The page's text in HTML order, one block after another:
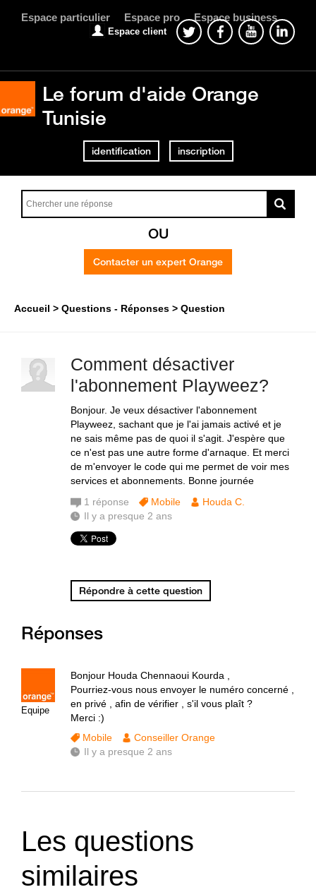
Espace particulier Espace pro Espace business
Espace client
Le forum d'aide Orange
Tunisie
identification inscription
OU
Contacter un expert Orange
Accueil Questions - Réponses Question
Comment désactiver
l'abonnement Playweez?
Bonjour. Je veux désactiver l'abonnement
Playweez, sachant que je l'ai jamais activé et je
ne sais même pas de quoi il s'agit. J'espère que
ce n'est pas une autre forme d'arnaque. Et merci
de m'envoyer le code qui me permet de voir mes
services et abonnements. Bonne journée
1 réponse Mobile
Houda C.
Il y a presque 2 ans
Répondre à cette question
Réponses
Equipe
Bonjour Houda Chennaoui Kourda ,
Pourriez-vous nous envoyer le numéro concerné ,
en privé , afin de vérifier , s'il vous plaît ?
Merci :)
Mobile
Conseiller Orange
Il y a presque 2 ans
Les questions
similaires